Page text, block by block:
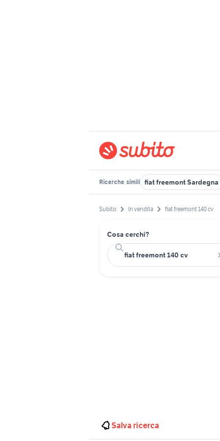
Ricerche simili fiat freemont Sardegna
Subito In vendita fiat freemont 140 cv
Cosa cerchi?
Salva ricerca